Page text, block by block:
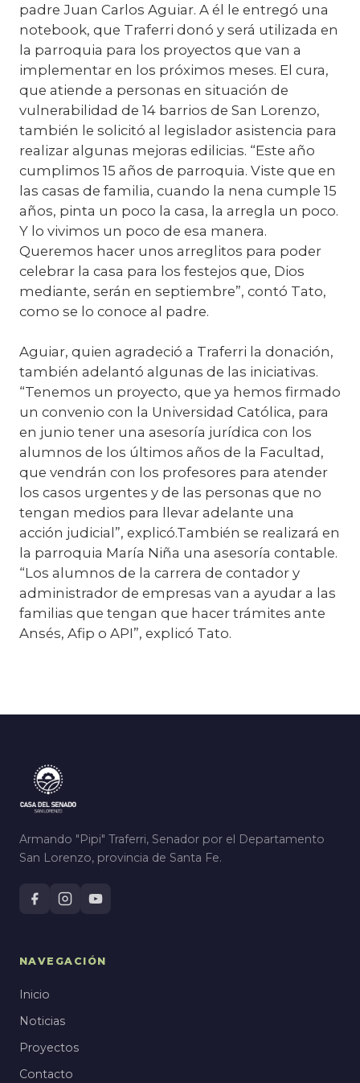
padre Juan Carlos Aguiar. A él le entregó una
notebook, que Traferri donó y será utilizada en
la parroquia para los proyectos que van a
implementar en los próximos meses. El cura,
que atiende a personas en situación de
vulnerabilidad de 14 barrios de San Lorenzo,
también le solicitó al legislador asistencia para
realizar algunas mejoras edilicias. “Este año
cumplimos 15 años de parroquia. Viste que en
las casas de familia, cuando la nena cumple 15
años, pinta un poco la casa, la arregla un poco.
Y lo vivimos un poco de esa manera.
Queremos hacer unos arreglitos para poder
celebrar la casa para los festejos que, Dios
mediante, serán en septiembre”, contó Tato,
como se lo conoce al padre.
Aguiar, quien agradeció a Traferri la donación,
también adelantó algunas de las iniciativas.
“Tenemos un proyecto, que ya hemos firmado
un convenio con la Universidad Católica, para
en junio tener una asesoría jurídica con los
alumnos de los últimos años de la Facultad,
que vendrán con los profesores para atender
los casos urgentes y de las personas que no
tengan medios para llevar adelante una
acción judicial”, explicó.También se realizará en
la parroquia María Niña una asesoría contable.
“Los alumnos de la carrera de contador y
administrador de empresas van a ayudar a las
familias que tengan que hacer trámites ante
Ansés, Afip o API”, explicó Tato.
Armando "Pipi" Traferri, Senador por el Departamento
San Lorenzo, provincia de Santa Fe.
NAVEGACIÓN
Inicio
Noticias
Proyectos
Contacto